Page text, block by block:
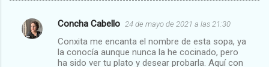
C
Concha Cabello 24 de mayo de 2021 a las 21:30
Conxita me encanta el nombre de esta sopa, ya
la conocía aunque nunca la he cocinado, pero
ha sido ver tu plato y desear probarla. Aquí con